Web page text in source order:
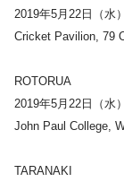
2019年5月22日（水
Cricket Pavilion, 79
ROTORUA
2019年5月22日（水
John Paul College,
TARANAKI